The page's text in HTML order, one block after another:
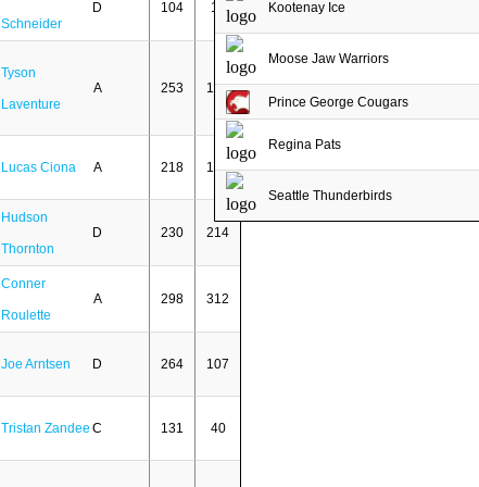
Schneider
D 104 11
Tyson
Laventure
A 253 167
Lucas Ciona A 218 150
Hudson
Thornton
D 230 214
Conner
Roulette
A 298 312
Joe Arntsen D 264 107
Tristan Zandee C 131 40
Kootenay Ice
Moose Jaw Warriors
Prince George Cougars
Regina Pats
Seattle Thunderbirds